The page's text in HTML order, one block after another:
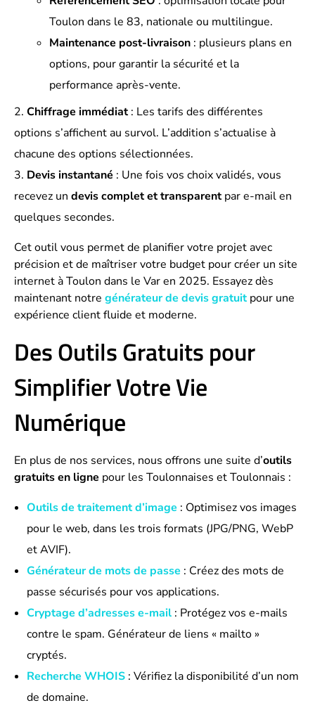
Toulon dans le 83, nationale ou multilingue.
Maintenance post-livraison: plusieurs plans en
options, pour garantir la sécurité et la
performance après-vente.
Chiffrage immédiat: Les tarifs des différentes
options s’affichent au survol. L’addition s’actualise à
chacune des options sélectionnées.
Devis instantané : Une fois vos choix validés, vous
recevez un devis complet et transparentpar e-mail en
quelques secondes.
Cet outil vous permet de planifier votre projet avec
précision et de maîtriser votre budget pour créer un site
internet à Toulon dans le Var en 2025. Essayez dès
maintenant notre générateur de devis gratuitpour une
expérience client fluide et moderne.
Des Outils Gratuits pour
Simplifier Votre Vie
Numérique
En plus de nos services, nous offrons une suite d’outils
gratuits en ligne pour les Toulonnaises et Toulonnais :
Outils de traitement d’image : Optimisez vos images
pour le web, dans les trois formats (JPG/PNG, WebP
et AVIF).
Générateur de mots de passe : Créez des mots de
passe sécurisés pour vos applications.
Cryptage d’adresses e-mail: Protégez vos e-mails
contre le spam. Générateur de liens « mailto »
cryptés.
Recherche WHOIS: Vérifiez la disponibilité d’un nom
de domaine.